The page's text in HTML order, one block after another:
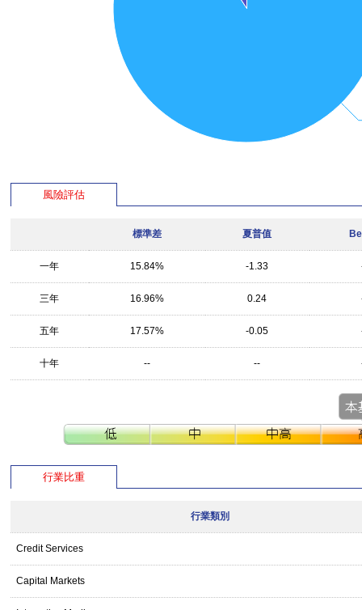
風險評估
標準差 夏普值
一年 15.84% -1.33
三年 16.96% 0.24
五年 17.57% -0.05
十年 -- --
行業比重
行業類別
Credit Services
Capital Markets